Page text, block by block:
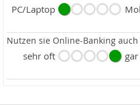
PC/Laptop
Nutzen sie Online-Banking
sehr oft